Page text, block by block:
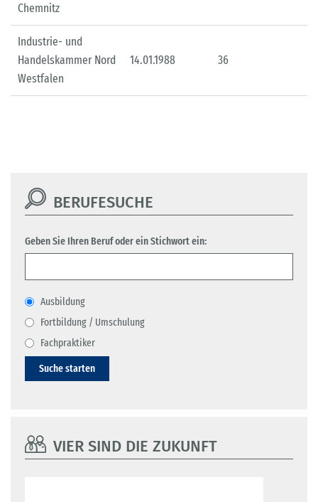
Chemnitz
Industrie- und
Handelskammer Nord
Westfalen
14.01.1988 36
BERUFESUCHE
Geben Sie Ihren Beruf oder ein Stichwort ein:
Ausbildung
Fortbildung / Umschulung
Fachpraktiker
Suche starten
VIER SIND DIE ZUKUNFT